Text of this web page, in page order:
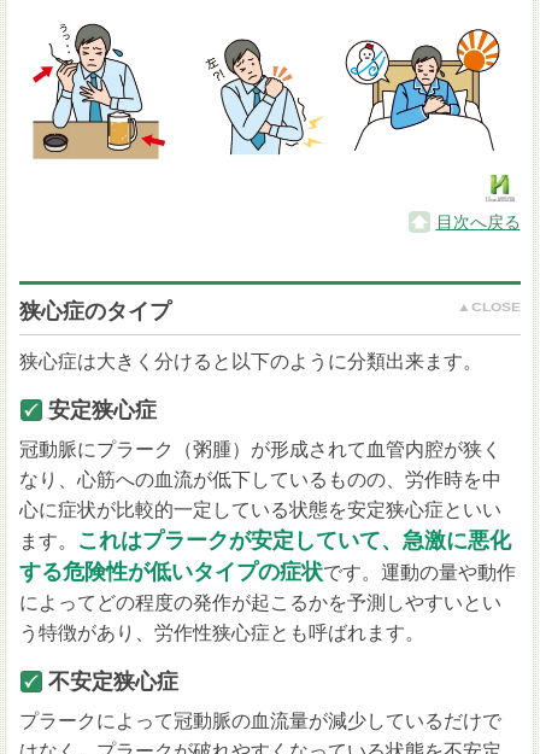
目次へ戻る
狭心症のタイプ
狭心症は大きく分けると以下のように分類出来ます。
安定狭心症
冠動脈にプラーク（粥腫）が形成されて血管内腔が狭く
なり、心筋への血流が低下しているものの、労作時を中
心に症状が比較的一定している状態を安定狭心症といい
ます。 これはプラークが安定していて、急激に悪化
する危険性が低いタイプの症状です。運動の量や動作
によってどの程度の発作が起こるかを予測しやすいとい
う特徴があり、労作性狭心症とも呼ばれます。
不安定狭心症
プラークによって冠動脈の血流量が減少しているだけで